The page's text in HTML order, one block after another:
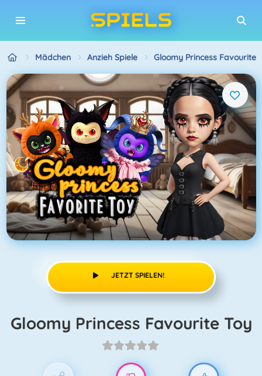
Mädchen Anzieh Spiele Gloomy Princess Favourite
JETZT SPIELEN!
Gloomy Princess Favourite Toy